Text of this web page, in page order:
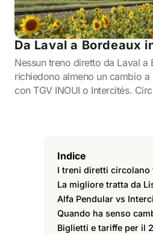
Da Laval a Bordeaux
Nessun treno diretto da Laval a
richiedono almeno un cambio a
con TGV INOUI o Intercités.
Indice
I treni diretti
La migliore tratta da
Alfa Pendular vs
Quando ha senso
Biglietti e tariffe per il